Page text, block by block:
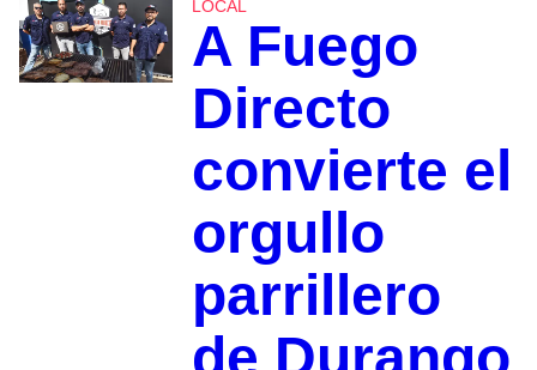
LOCAL
A Fuego
Directo
convierte el
orgullo
parrillero